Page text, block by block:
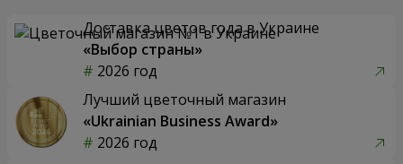
Доставка цветов года в Украине
«Выбор страны»
2026 год
Лучший цветочный магазин
«Ukrainian Business Award»
2026 год